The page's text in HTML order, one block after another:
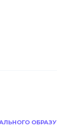
ОБРАЗУ